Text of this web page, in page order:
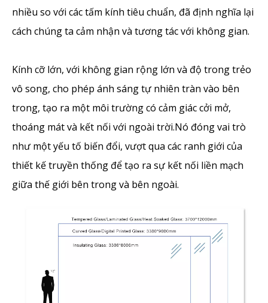
nhiều so với các tấm kính tiêu chuẩn, đã định nghĩa lại
cách chúng ta cảm nhận và tương tác với không gian.
Kính cỡ lớn, với không gian rộng lớn và độ trong trẻo
vô song, cho phép ánh sáng tự nhiên tràn vào bên
trong, tạo ra một môi trường có cảm giác cởi mở,
thoáng mát và kết nối với ngoài trời.Nó đóng vai trò
như một yếu tố biến đổi, vượt qua các ranh giới của
thiết kế truyền thống để tạo ra sự kết nối liền mạch
giữa thế giới bên trong và bên ngoài.